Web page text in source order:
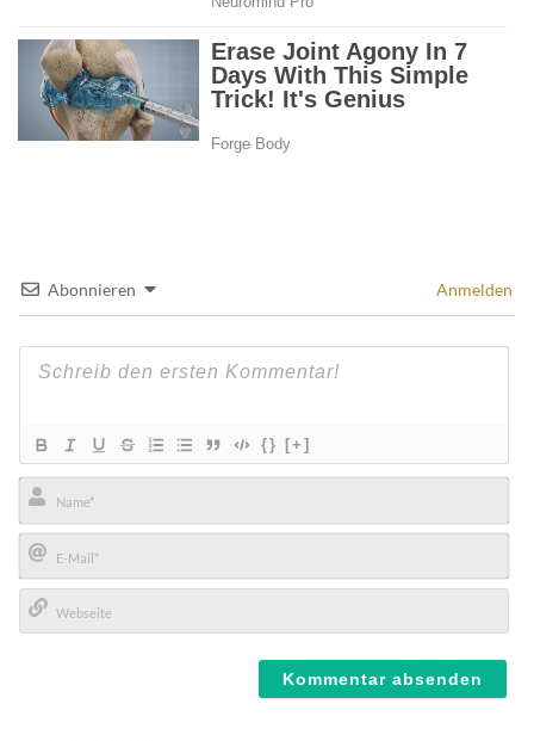
Abonnieren Anmelden
{} [+]
Name*
E-
Mail*